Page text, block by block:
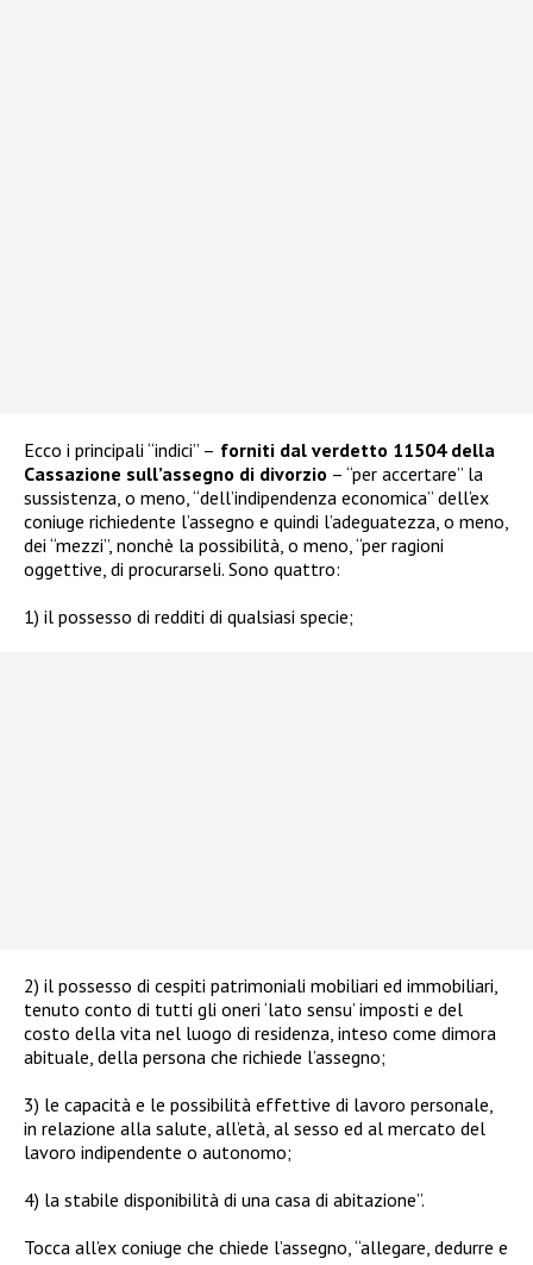
Ecco i principali “indici” – forniti dal verdetto 11504 della
Cassazione sull’assegno di divorzio – “per accertare” la
sussistenza, o meno, “dell’indipendenza economica” dell’ex
coniuge richiedente l’assegno e quindi l’adeguatezza, o meno,
dei “mezzi”, nonchè la possibilità, o meno, “per ragioni
oggettive, di procurarseli. Sono quattro:
1) il possesso di redditi di qualsiasi specie;
2) il possesso di cespiti patrimoniali mobiliari ed immobiliari,
tenuto conto di tutti gli oneri ‘lato sensu’ imposti e del
costo della vita nel luogo di residenza, inteso come dimora
abituale, della persona che richiede l’assegno;
3) le capacità e le possibilità effettive di lavoro personale,
in relazione alla salute, all’età, al sesso ed al mercato del
lavoro indipendente o autonomo;
4) la stabile disponibilità di una casa di abitazione”.
Tocca all’ex coniuge che chiede l’assegno, “allegare, dedurre e